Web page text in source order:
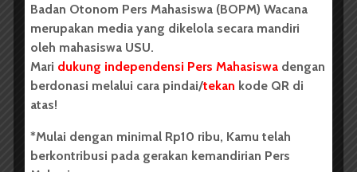
BERITA KAMPUS
BPDP Sosialisasikan Lomba Riset
Mahasiswa 2026, Dorong Inovasi
Penelitian dalam Sektor
...
Badan Otonom Pers Mahasiswa (BOPM) Wacana
merupakan media yang dikelola secara mandiri
oleh mahasiswa USU.
Mari dukung independensi Pers Mahasiswa dengan
berdonasi melalui cara pindai/tekan kode QR di
atas!
*Mulai dengan minimal Rp10 ribu, Kamu telah
berkontribusi pada gerakan kemandirian Pers